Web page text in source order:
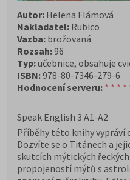
Autor: Helena Flámová
Nakladatel: Rubico
Vazba: brožovaná
Rozsah:96
Typ:učebnice, obsahuje
ISBN:978-80-7346-279-6
Hodnocení serveru: * * * *
Speak English 3 A1-A2
Příběhy této knihy vypráví
Dozvíte se o Titánech a
skutcích mýtických
propojeností mýtů s